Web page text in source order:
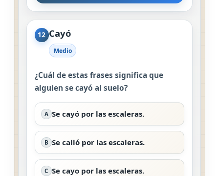
12 Cayó
Medio
¿Cuál de estas frases significa que
alguien se cayó al suelo?
A Se cayó por las escaleras.
B Se calló por las escaleras.
C Se cayo por las escaleras.